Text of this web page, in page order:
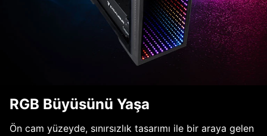
RGB Büyüsünü Yaşa
Ön cam yüzeyde, sınırsızlık tasarımı ile bir araya gelen